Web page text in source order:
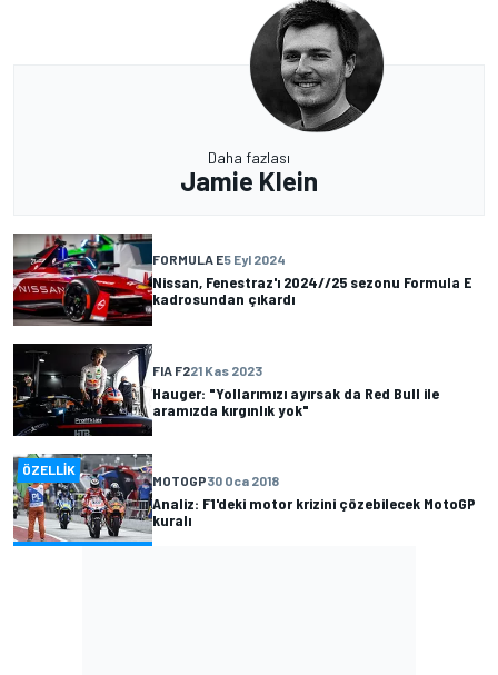
Daha fazlası
Jamie Klein
FORMULA E5 Eyl 2024
Nissan, Fenestraz'ı 2024//25 sezonu Formula E
kadrosundan çıkardı
FIA F221 Kas 2023
Hauger: "Yollarımızı ayırsak da Red Bull ile
aramızda kırgınlık yok"
ÖZELLIK
MOTOGP30 Oca 2018
Analiz: F1'deki motor krizini çözebilecek MotoGP
kuralı